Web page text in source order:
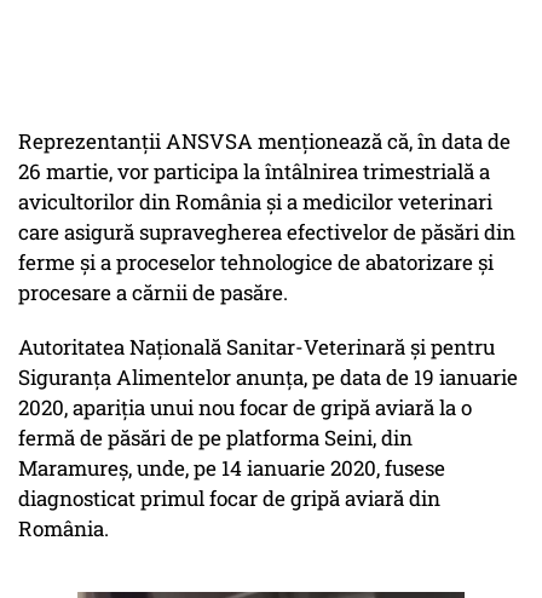
Reprezentanţii ANSVSA menţionează că, în data de
26 martie, vor participa la întâlnirea trimestrială a
avicultorilor din România şi a medicilor veterinari
care asigură supravegherea efectivelor de păsări din
ferme şi a proceselor tehnologice de abatorizare şi
procesare a cărnii de pasăre.
Autoritatea Naţională Sanitar-Veterinară şi pentru
Siguranţa Alimentelor anunţa, pe data de 19 ianuarie
2020, apariţia unui nou focar de gripă aviară la o
fermă de păsări de pe platforma Seini, din
Maramureş, unde, pe 14 ianuarie 2020, fusese
diagnosticat primul focar de gripă aviară din
România.